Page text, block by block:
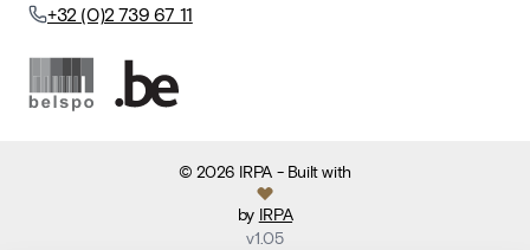
+32 (0)2 739 67 11
©2026 IRPA- Built with
by IRPA
v1.05